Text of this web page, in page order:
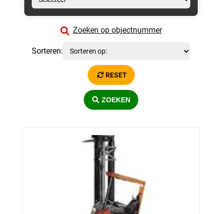
Zoeken op objectnummer
Sorteren:
RESET
ZOEKEN